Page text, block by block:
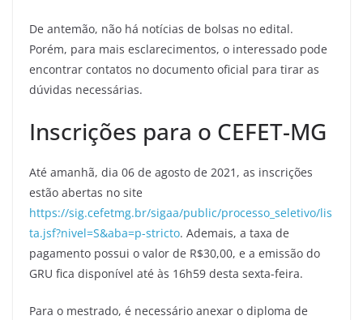
De antemão, não há notícias de bolsas no edital.
Porém, para mais esclarecimentos, o interessado pode
encontrar contatos no documento oficial para tirar as
dúvidas necessárias.
Inscrições para o CEFET-MG
Até amanhã, dia 06 de agosto de 2021, as inscrições
estão abertas no site
https://sig.cefetmg.br/sigaa/public/processo_seletivo/lis
ta.jsf?nivel=S&aba=p-stricto. Ademais, a taxa de
pagamento possui o valor de R$30,00, e a emissão do
GRU fica disponível até às 16h59 desta sexta-feira.
Para o mestrado, é necessário anexar o diploma de